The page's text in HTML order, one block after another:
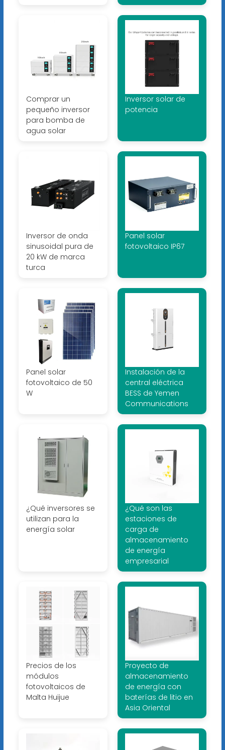
Comprar un
pequeño inversor
para bomba de
agua solar
Inversor solar de
potencia
Inversor de onda
sinusoidal pura de
20 kW de marca
turca
Panel solar
fotovoltaico IP67
Panel solar
fotovoltaico de 50
W
Instalación de la
central eléctrica
BESS de Yemen
Communications
¿Qué inversores se
utilizan para la
energía solar
¿Qué son las
estaciones de
carga de
almacenamiento
de energía
empresarial
Precios de los
módulos
fotovoltaicos de
Malta Huijue
Proyecto de
almacenamiento
de energía con
baterías de litio en
Asia Oriental